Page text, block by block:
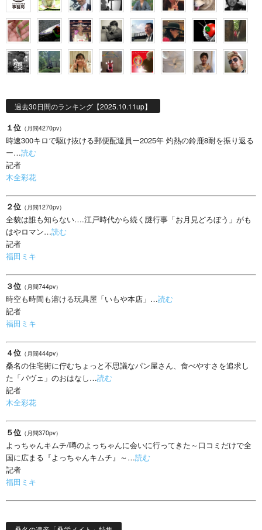
過去30日間のランキング【2025.10.11up】
１位 （月間4270pv）
時速300キロで駆け抜ける郵便配達員ー2025年 灼熱の鈴鹿8耐を振り返る
ー…読む
記者
木全彩花
２位 （月間1270pv）
全貌は誰も知らない….江戸時代から続く謎行事「お月見どろぼう」がも
はやロマン…読む
記者
福田ミキ
３位 （月間744pv）
時空も時間も溶ける玩具屋「いもや本店」…読む
記者
福田ミキ
４位 （月間444pv）
桑名の住宅街に佇むちょっと不思議なパン屋さん、食べやすさを追求し
た「パヴェ」のおはなし…読む
記者
木全彩花
５位 （月間370pv）
よっちゃんキムチ/噂のよっちゃんに会いに行ってきた～口コミだけで全
国に広まる『よっちゃんキムチ』～…読む
記者
福田ミキ